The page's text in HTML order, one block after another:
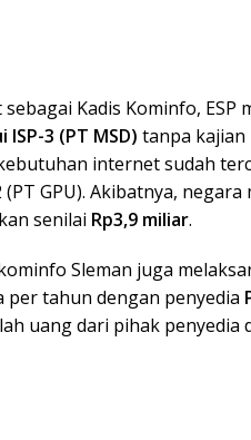
Kadis Kominfo, ESP
3 (PT MSD) tanpa
internet sudah
(PT GPU). Akibatnya,
senilai Rp3,9 miliar.
Sleman juga
per tahun dengan penyedia
uang dari pihak penyedia